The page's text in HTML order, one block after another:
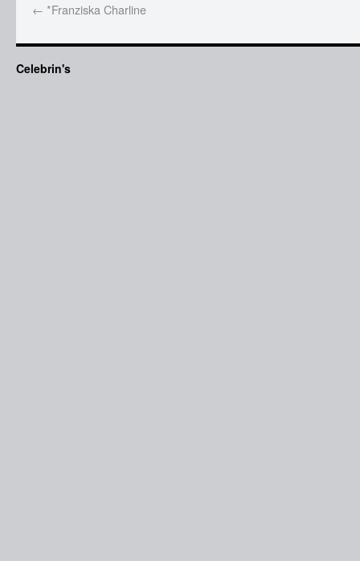
← *Franziska Charline
Celebrin's